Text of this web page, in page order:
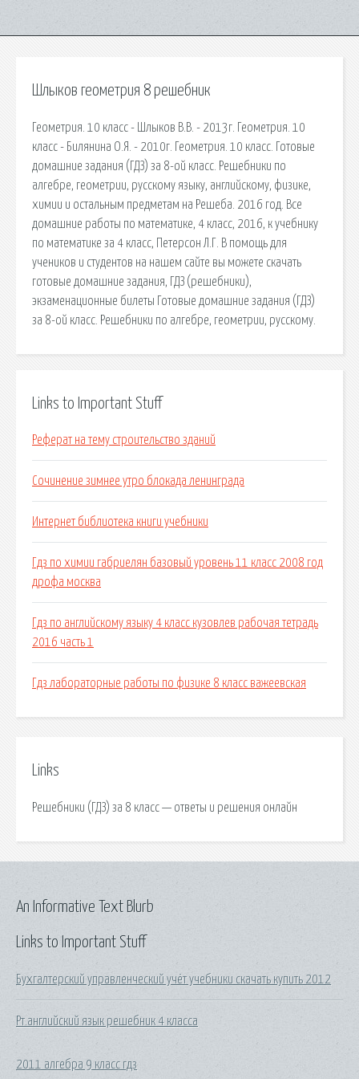
Шлыков геометрия 8 решебник
Геометрия. 10 класс - Шлыков В.В. - 2013г. Геометрия. 10
класс - Билянина О.Я. - 2010г. Геометрия. 10 класс. Готовые
домашние задания (ГДЗ) за 8-ой класс. Решебники по
алгебре, геометрии, русскому языку, английскому, физике,
химии и остальным предметам на Решеба. 2016 год. Все
домашние работы по математике, 4 класс, 2016, к учебнику
по математике за 4 класс, Петерсон Л.Г. В помощь для
учеников и студентов на нашем сайте вы можете скачать
готовые домашние задания, ГДЗ (решебники),
экзаменационные билеты Готовые домашние задания (ГДЗ)
за 8-ой класс. Решебники по алгебре, геометрии, русскому.
Links to Important Stuff
Реферат на тему строительство зданий
Сочинение зимнее утро блокада ленинграда
Интернет библиотека книги учебники
Гдз по химии габриелян базовый уровень 11 класс 2008 год
дрофа москва
Гдз по английскому языку 4 класс кузовлев рабочая тетрадь
2016 часть 1
Гдз лабораторные работы по физике 8 класс важеевская
Links
Решебники (ГДЗ) за 8 класс — ответы и решения онлайн
Links to Important Stuff
Бухгалтерский управленческий учёт учебники скачать купить 2012
Рт.английский язык решебник 4 класса
2011 алгебра 9 класс гдз
An Informative Text Blurb